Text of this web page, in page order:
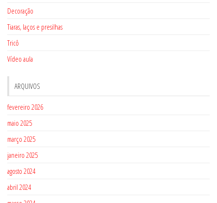
Decoração
Tiaras, laços e presilhas
Tricô
Vídeo aula
ARQUIVOS
fevereiro 2026
maio 2025
março 2025
janeiro 2025
agosto 2024
abril 2024